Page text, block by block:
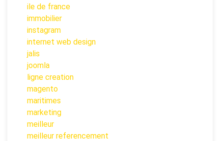
ile de france
immobilier
instagram
internet web design
jalis
joomla
ligne creation
magento
maritimes
marketing
meilleur
meilleur referencement